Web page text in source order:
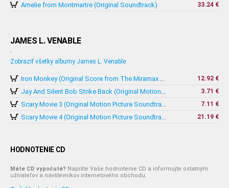
Amelie from Montmartre (Original Soundtrack) 33.24 €
JAMES L. VENABLE
-
Zobraziť všetky albumy James L. Venable
Iron Monkey (Original Score from The Miramax Motion Picture)
12.92 €
Jay And Silent Bob Strike Back (Original Motion Picture Score)
3.71 €
Scary Movie 3 (Original Motion Picture Soundtrack)
7.11 €
Scary Movie 4 (Original Motion Picture Soundtrack)
21.19 €
HODNOTENIE CD
Máte CD vypočuté? Napíšte Vaše hodnotenie CD a informujte ostatným
užívateľov a návštevníkov internetového obchodu.